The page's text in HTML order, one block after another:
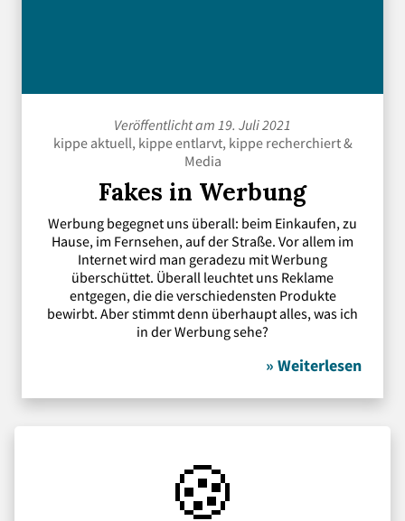
Veröffentlicht am 19. Juli 2021
kippe aktuell, kippe entlarvt, kippe recherchiert&
Media
Fakes in Werbung
Werbung begegnet uns überall: beim Einkaufen, zu
Hause, im Fernsehen, auf der Straße. Vor allem im
Internet wird man geradezu mit Werbung
überschüttet. Überall leuchtet uns Reklame
entgegen, die die verschiedensten Produkte
bewirbt. Aber stimmt denn überhaupt alles, was ich
in der Werbung sehe?
» Weiterlesen
🍪